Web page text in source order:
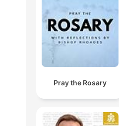
Pray the Rosary